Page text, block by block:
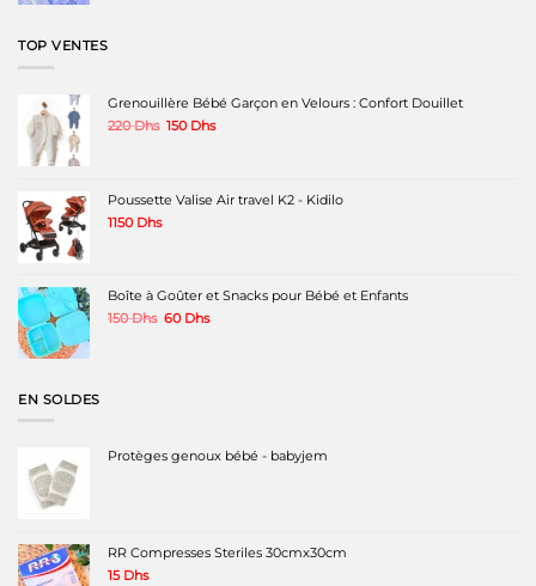
TOP VENTES
Grenouillère Bébé Garçon en Velours : Confort Douillet
220Dhs Le
220 Dhs.
150 DhsLe
Poussette Valise Air travel K2 - Kidilo
1150 Dhs
Boîte à Goûter et Snacks pour Bébé et Enfants
150Dhs Le
60 DhsLe
EN SOLDES
Protèges genoux bébé - babyjem
RR Compresses Steriles 30cmx30cm
15 Dhs